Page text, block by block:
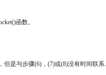
函数。
但是与步骤(6)，(7)或(8)没有时间联系.